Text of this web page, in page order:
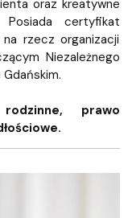
oraz kreatywne
Posiada certyfikat
rzecz organizacji
Niezależnego
prawo